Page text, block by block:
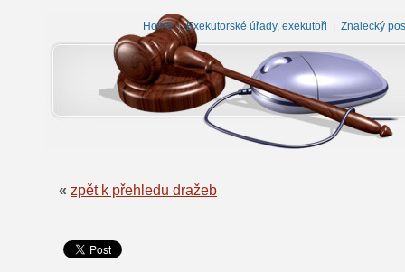
Home|Exekutorské úřady, exekutoři Znalecký
« zpět k přehledu dražeb